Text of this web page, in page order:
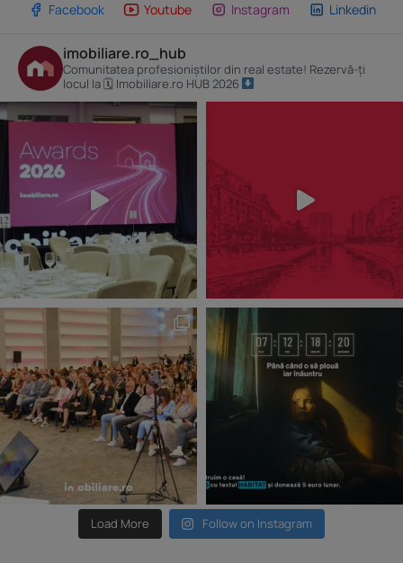
Facebook Youtube Instagram Linkedin
imobiliare.ro_hub
Comunitatea profesioniștilor din real estate! Rezervă-ți
locul la 🗓 Imobiliare.ro HUB 2026
Load More Follow on Instagram